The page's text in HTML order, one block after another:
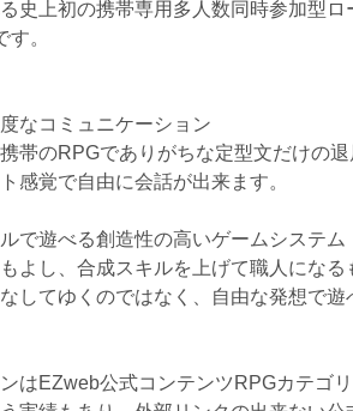
史上初の携帯専用多人数同時参加型ロ
。
なコミュニケーション
帯のRPGでありがちな定型文だけの
感覚で自由に会話が出来ます。
で遊べる創造性の高いゲームシステム
よし、合成スキルを上げて職人になる
してゆくのではなく、自由な発想で遊
はEZweb公式コンテンツRPGカテゴ